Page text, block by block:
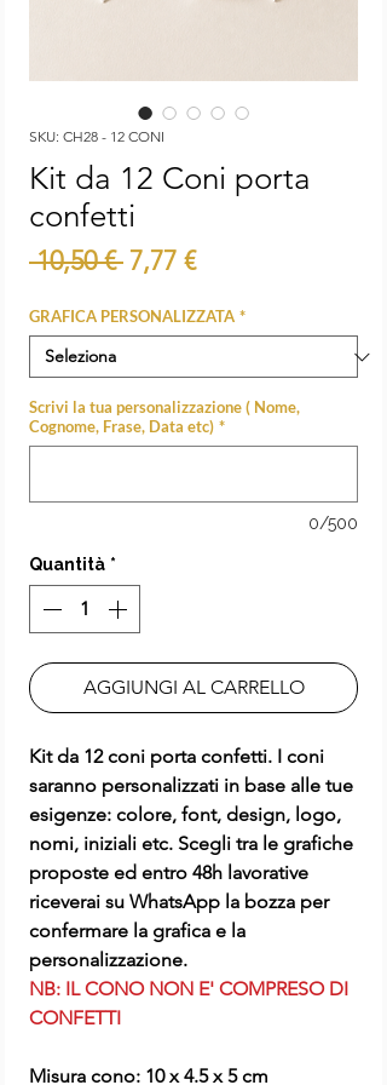
SKU: CH28 - 12 CONI
Kit da 12 Coni porta
confetti
10,50 € Prezzo
7,77 €Prezzo
GRAFICA PERSONALIZZATA *
Scrivi la tua personalizzazione ( Nome,
Cognome, Frase, Data etc) *
0/500
Quantità *
AGGIUNGI AL CARRELLO
Kit da 12 coni porta confetti. I coni
saranno personalizzati in base alle tue
esigenze: colore, font, design, logo,
nomi, iniziali etc. Scegli tra le grafiche
proposte ed entro 48h lavorative
riceverai su WhatsApp la bozza per
confermare la grafica e la
personalizzazione.
NB: IL CONO NON E' COMPRESO DI
CONFETTI
Misura cono: 10 x 4.5 x 5 cm